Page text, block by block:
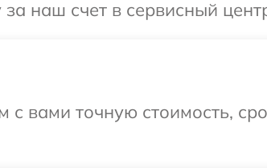
наш счет в сервисный
с вами точную стоимость,